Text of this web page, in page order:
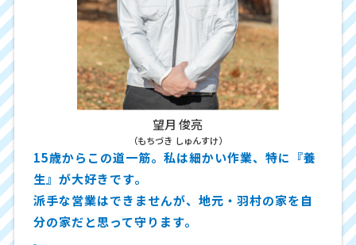
望月 俊亮
（もちづき しゅんすけ）
15歳からこの道一筋。私は細かい作業、特に『養
生』が大好きです。
派手な営業はできませんが、地元・羽村の家を自
分の家だと思って守ります。